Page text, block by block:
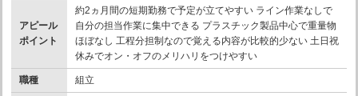
アピール
ポイント
約2ヵ月間の短期勤務で予定が立てやすい ライン作業なしで
自分の担当作業に集中できる プラスチック製品中心で重量物
ほぼなし 工程分担制なので覚える内容が比較的少ない 土日祝
休みでオン・オフのメリハリをつけやすい
職種 組立